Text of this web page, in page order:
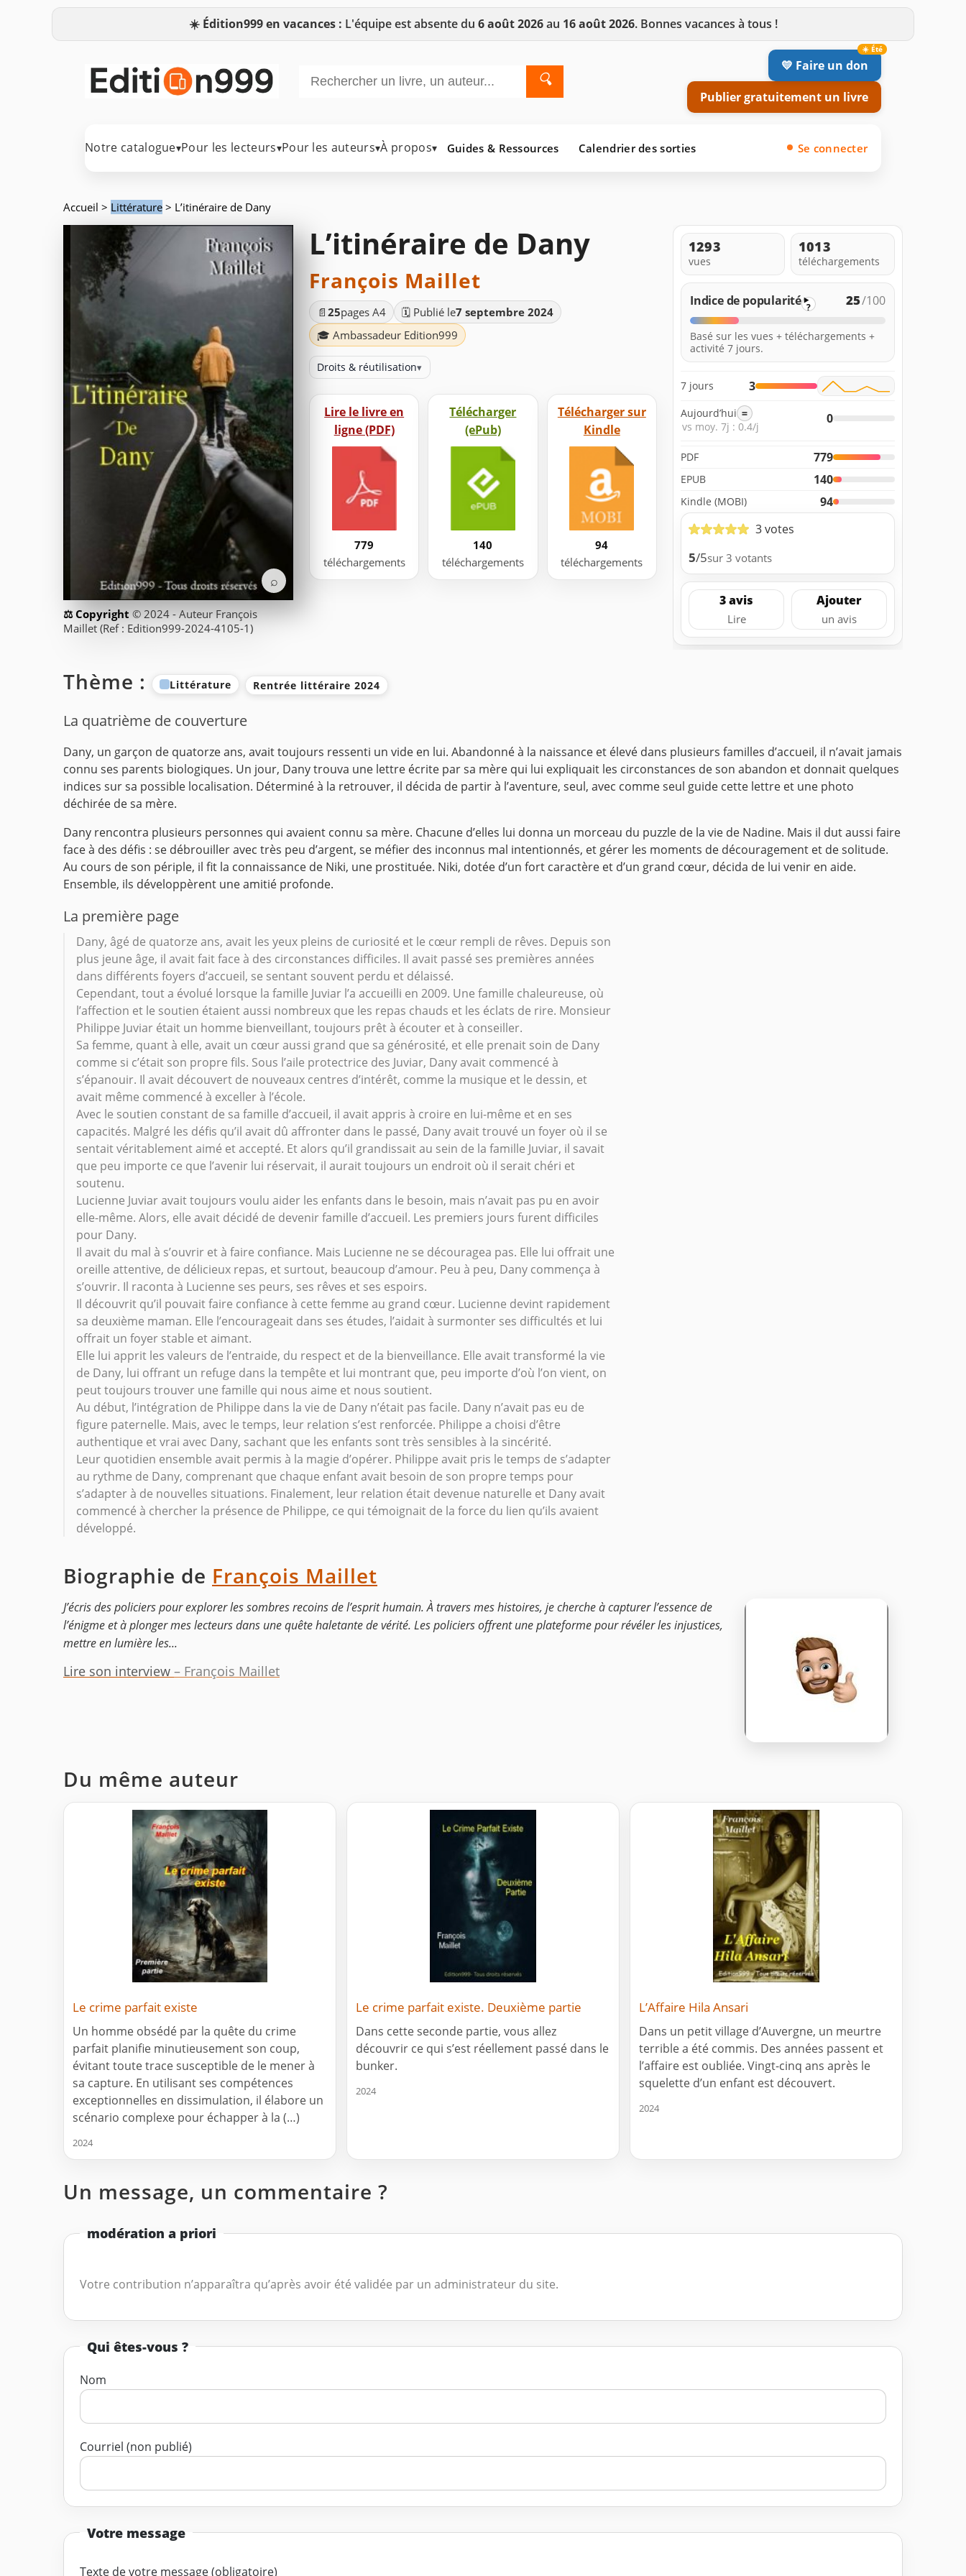
☀️ Édition999 en vacances : L'équipe est absente du 6 août 2026au 16 août 2026. Bonnes vacances à tous !
🔍
💛 Faire un don
Publier gratuitement un livre
Notre catalogue▾Pour les lecteurs▾Pour les auteurs▾À propos▾ Guides & Ressources Calendrier des sorties Se connecter
Accueil > Littérature > L’itinéraire de Dany
⌕
© 2024 - Auteur François
Maillet (Ref : Edition999-2024-4105-1)
L’itinéraire de Dany
François Maillet
📄 25pages A4 🗓️ Publié le7 septembre 2024
🎓 Ambassadeur Edition999
Droits & réutilisation▾
Lire le livre en
ligne (PDF)
779
téléchargements
Télécharger
(ePub)
140
téléchargements
Télécharger sur
Kindle
94
téléchargements
1293
vues
1013
téléchargements
Indice de popularité ? 25/100
Basé sur les vues + téléchargements +
activité 7 jours.
7 jours 3
Aujourd’hui =
vs moy. 7j : 0.4/j
0
PDF 779
EPUB 140
Kindle (MOBI)
94
3 votes
5/5sur 3 votants
3 avis
Lire
Ajouter
un avis
Thème : Littérature Rentrée littéraire 2024
La quatrième de couverture
Dany, un garçon de quatorze ans, avait toujours ressenti un vide en lui. Abandonné à la naissance et élevé dans plusieurs familles d’accueil, il n’avait jamais
connu ses parents biologiques. Un jour, Dany trouva une lettre écrite par sa mère qui lui expliquait les circonstances de son abandon et donnait quelques
indices sur sa possible localisation. Déterminé à la retrouver, il décida de partir à l’aventure, seul, avec comme seul guide cette lettre et une photo
déchirée de sa mère.
Dany rencontra plusieurs personnes qui avaient connu sa mère. Chacune d’elles lui donna un morceau du puzzle de la vie de Nadine. Mais il dut aussi faire
face à des défis : se débrouiller avec très peu d’argent, se méfier des inconnus mal intentionnés, et gérer les moments de découragement et de solitude.
Au cours de son périple, il fit la connaissance de Niki, une prostituée. Niki, dotée d’un fort caractère et d’un grand cœur, décida de lui venir en aide.
Ensemble, ils développèrent une amitié profonde.
La première page
Dany, âgé de quatorze ans, avait les yeux pleins de curiosité et le cœur rempli de rêves. Depuis son
plus jeune âge, il avait fait face à des circonstances difficiles. Il avait passé ses premières années
dans différents foyers d’accueil, se sentant souvent perdu et délaissé.
Cependant, tout a évolué lorsque la famille Juviar l’a accueilli en 2009. Une famille chaleureuse, où
l’affection et le soutien étaient aussi nombreux que les repas chauds et les éclats de rire. Monsieur
Philippe Juviar était un homme bienveillant, toujours prêt à écouter et à conseiller.
Sa femme, quant à elle, avait un cœur aussi grand que sa générosité, et elle prenait soin de Dany
comme si c’était son propre fils. Sous l’aile protectrice des Juviar, Dany avait commencé à
s’épanouir. Il avait découvert de nouveaux centres d’intérêt, comme la musique et le dessin, et
avait même commencé à exceller à l’école.
Avec le soutien constant de sa famille d’accueil, il avait appris à croire en lui-même et en ses
capacités. Malgré les défis qu’il avait dû affronter dans le passé, Dany avait trouvé un foyer où il se
sentait véritablement aimé et accepté. Et alors qu’il grandissait au sein de la famille Juviar, il savait
que peu importe ce que l’avenir lui réservait, il aurait toujours un endroit où il serait chéri et
soutenu.
Lucienne Juviar avait toujours voulu aider les enfants dans le besoin, mais n’avait pas pu en avoir
elle-même. Alors, elle avait décidé de devenir famille d’accueil. Les premiers jours furent difficiles
pour Dany.
Il avait du mal à s’ouvrir et à faire confiance. Mais Lucienne ne se découragea pas. Elle lui offrait une
oreille attentive, de délicieux repas, et surtout, beaucoup d’amour. Peu à peu, Dany commença à
s’ouvrir. Il raconta à Lucienne ses peurs, ses rêves et ses espoirs.
Il découvrit qu’il pouvait faire confiance à cette femme au grand cœur. Lucienne devint rapidement
sa deuxième maman. Elle l’encourageait dans ses études, l’aidait à surmonter ses difficultés et lui
offrait un foyer stable et aimant.
Elle lui apprit les valeurs de l’entraide, du respect et de la bienveillance. Elle avait transformé la vie
de Dany, lui offrant un refuge dans la tempête et lui montrant que, peu importe d’où l’on vient, on
peut toujours trouver une famille qui nous aime et nous soutient.
Au début, l’intégration de Philippe dans la vie de Dany n’était pas facile. Dany n’avait pas eu de
figure paternelle. Mais, avec le temps, leur relation s’est renforcée. Philippe a choisi d’être
authentique et vrai avec Dany, sachant que les enfants sont très sensibles à la sincérité.
Leur quotidien ensemble avait permis à la magie d’opérer. Philippe avait pris le temps de s’adapter
au rythme de Dany, comprenant que chaque enfant avait besoin de son propre temps pour
s’adapter à de nouvelles situations. Finalement, leur relation était devenue naturelle et Dany avait
commencé à chercher la présence de Philippe, ce qui témoignait de la force du lien qu’ils avaient
développé.
Biographie de François Maillet
J’écris des policiers pour explorer les sombres recoins de l’esprit humain. À travers mes histoires, je cherche à capturer l’essence de
l’énigme et à plonger mes lecteurs dans une quête haletante de vérité. Les policiers offrent une plateforme pour révéler les injustices,
mettre en lumière les...
Lire son interview – François Maillet
Du même auteur
Le crime parfait existe
Un homme obsédé par la quête du crime
parfait planifie minutieusement son coup,
évitant toute trace susceptible de le mener à
sa capture. En utilisant ses compétences
exceptionnelles en dissimulation, il élabore un
scénario complexe pour échapper à la (…)
2024
Le crime parfait existe. Deuxième partie
Dans cette seconde partie, vous allez
découvrir ce qui s’est réellement passé dans le
bunker.
2024
L’Affaire Hila Ansari
Dans un petit village d’Auvergne, un meurtre
terrible a été commis. Des années passent et
l’affaire est oubliée. Vingt-cinq ans après le
squelette d’un enfant est découvert.
2024
Un message, un commentaire ?
modération a priori
Votre contribution n’apparaîtra qu’après avoir été validée par un administrateur du site.
Qui êtes-vous ?
Nom
Courriel (non publié)
Votre message
Texte de votre message (obligatoire)